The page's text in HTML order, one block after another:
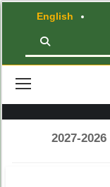
English